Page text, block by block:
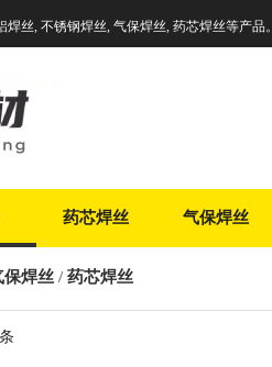
丝, 不锈钢焊丝, 气保焊丝, 药芯焊丝等产品。
药芯焊丝 气保焊丝
保焊丝 / 药芯焊丝